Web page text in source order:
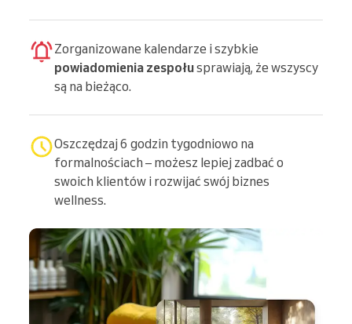
Zorganizowane kalendarze i szybkie
powiadomienia zespołusprawiają, że wszyscy
są na bieżąco.
Oszczędzaj 6 godzin tygodniowo na
formalnościach – możesz lepiej zadbać o
swoich klientów i rozwijać swój biznes
wellness.